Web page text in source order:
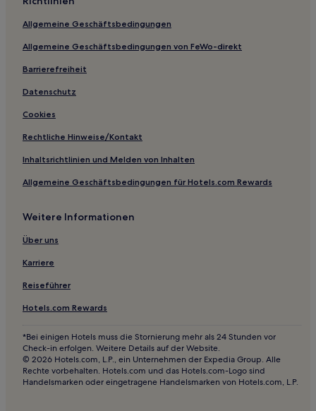
Hotels nahe Edathua Church
Vayalar Hotels
Hotels nahe Strand von Alappuzha
Hotels nahe Chitram Art Gallery
Pallam Hotels
Mullakkal Hotels
Hotels nahe Kerala Kathakali Centre
Shenoys Hotels
Distrikt Kollam: Hotels
Hotels nahe Marine Drive
Chamkkada Hotels
Hotels nahe Kerala Folklore Museum
Hotels nahe Chinesische Fischernetze
Hotels nahe Pierce Leslie Bungalow
Sasthamkotta Hotels
Hotels nahe Vaikom Park
Hotels nahe Kumarakom Boat Jetty
Allgemeine Geschäftsbedingungen
Allgemeine Geschäftsbedingungen von FeWo-direkt
Barrierefreiheit
Datenschutz
Cookies
Rechtliche Hinweise/Kontakt
Inhaltsrichtlinien und Melden von Inhalten
Allgemeine Geschäftsbedingungen für Hotels.com Rewards
Weitere Informationen
Über uns
Karriere
Reiseführer
Hotels.com Rewards
*Bei einigen Hotels muss die Stornierung mehr als 24 Stunden vor
Check-in erfolgen. Weitere Details auf der Website.
© 2026 Hotels.com, L.P., ein Unternehmen der Expedia Group. Alle
Rechte vorbehalten. Hotels.com und das Hotels.com-Logo sind
Handelsmarken oder eingetragene Handelsmarken von Hotels.com, L.P.